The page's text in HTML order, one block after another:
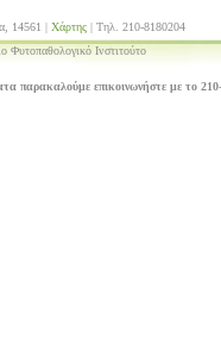
14561 | Χάρτης | Τηλ. 210-8180204
Ινστιτούτο
παρακαλούμε επικοινωνήστε με το